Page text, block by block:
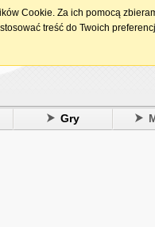
Gry
Cookie. Za ich pomocą
treść do Twoich